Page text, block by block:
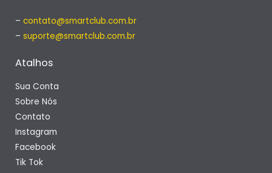
– contato@smartclub.com.br
– suporte@smartclub.com.br
Atalhos
Sua Conta
Sobre Nós
Contato
Instagram
Facebook
Tik Tok